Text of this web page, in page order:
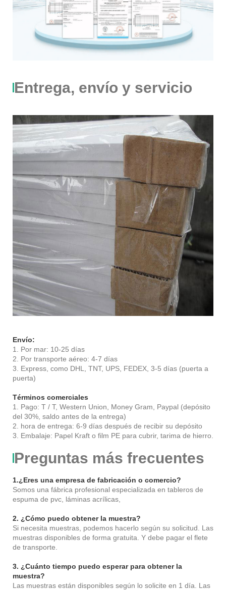
Entrega, envío y servicio
Envío:
1. Por mar: 10-25 días
2. Por transporte aéreo: 4-7 días
3. Express, como DHL, TNT, UPS, FEDEX, 3-5 días (puerta a
puerta)
Términos comerciales
1. Pago: T / T, Western Union, Money Gram, Paypal (depósito
del 30%, saldo antes de la entrega)
2. hora de entrega: 6-9 días después de recibir su depósito
3. Embalaje: Papel Kraft o film PE para cubrir, tarima de hierro.
Preguntas más frecuentes
1.¿Eres una empresa de fabricación o comercio?
Somos una fábrica profesional especializada en tableros de
espuma de pvc, láminas acrílicas,
2. ¿Cómo puedo obtener la muestra?
Si necesita muestras, podemos hacerlo según su solicitud. Las
muestras disponibles de forma gratuita. Y debe pagar el flete
de transporte.
3. ¿Cuánto tiempo puedo esperar para obtener la
muestra?
Las muestras están disponibles según lo solicite en 1 día. Las